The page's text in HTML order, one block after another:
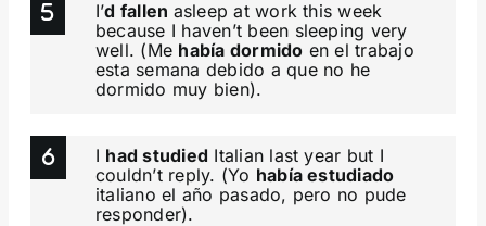
I’d fallen asleep at work this week
because I haven’t been sleeping very
well. (Me había dormido en el trabajo
esta semana debido a que no he
dormido muy bien).
I had studied Italian last year but I
couldn’t reply. (Yo había estudiado
italiano el año pasado, pero no pude
responder).